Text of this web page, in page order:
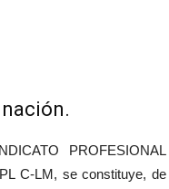
C-LM, se constituye,